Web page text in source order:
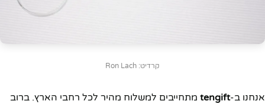
קרדיט: Ron Lach
אנחנו ב-tengift מתחייבים למשלוח מהיר לכל רחבי הארץ. ברוב